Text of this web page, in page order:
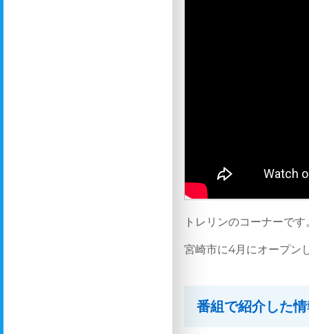
トレリンのコーナーです
宮崎市に4月にオープン
番組で紹介した